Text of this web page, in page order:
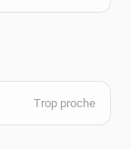
Trop proche